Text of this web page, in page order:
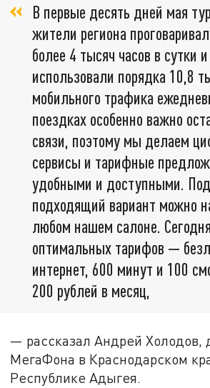
В первые десять дней мая
жители региона
более 4 тысяч часов в сутки и
использовали порядка 10,8
мобильного трафика
поездках особенно важно
связи, поэтому мы делаем
сервисы и тарифные
удобными и доступными.
подходящий вариант можно
любом нашем салоне.
оптимальных тарифов —
интернет, 600 минут и 100
200 рублей в месяц,
— рассказал Андрей Холодов,
МегаФона в Краснодарском
Республике Адыгея.